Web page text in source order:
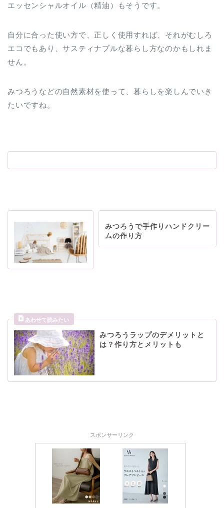
エッセンシャルオイル（精油）もそうです。
自分に合った使い方で、正しく使用すれば、それがむしろ
エコでもあり、サスティナブルな暮らし方なのかもしれま
せん。
みつろうなどの自然素材を使って、暮らしを楽しんでいき
たいですね。
みつろうで手作りハンドクリー
ムの作り方
みつろうラップのデメリットと
は？作り方とメリットも
スポンサーリンク